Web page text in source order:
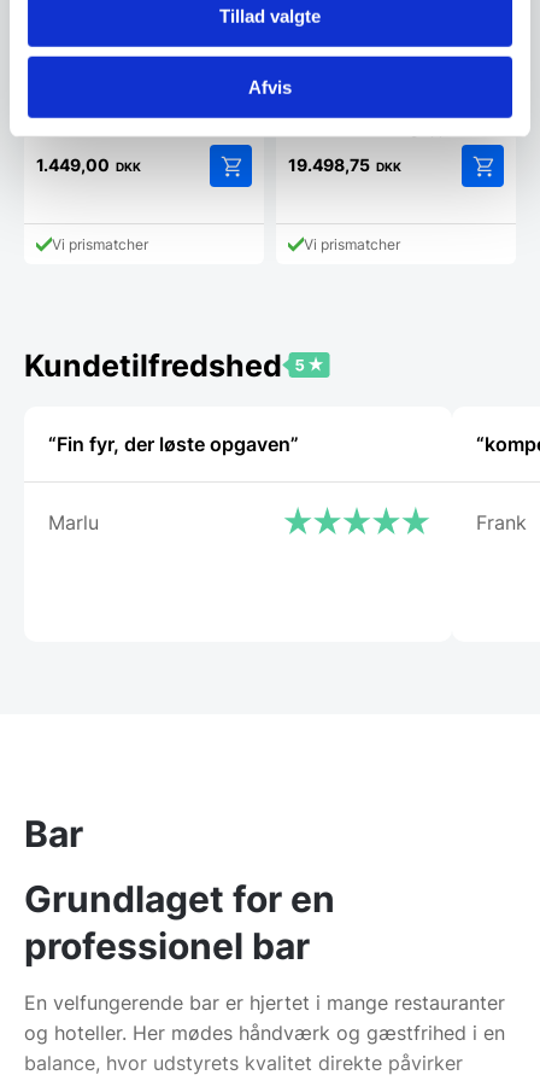
Tillad valgte
Afvis
1.449,00 DKK
Vi prismatcher
Fint barbord i fantastisk
Dette barbord på 108 cm i
19.498,75 DKK
Vi prismatcher
Kundetilfredshed
“Fin fyr, der løste opgaven”
Marlu Frank
Bar
Grundlaget for en
professionel bar
En velfungerende bar er hjertet i mange restauranter
og hoteller. Her mødes håndværk og gæstfrihed i en
balance, hvor udstyrets kvalitet direkte påvirker